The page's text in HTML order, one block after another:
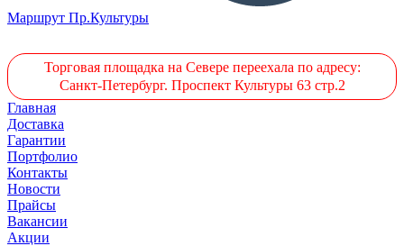
Маршрут Пр.Культуры
Торговая площадка на Севере переехала по адресу:
Санкт-Петербург. Проспект Культуры 63 стр.2
Главная
Доставка
Гарантии
Портфолио
Контакты
Новости
Прайсы
Вакансии
Акции